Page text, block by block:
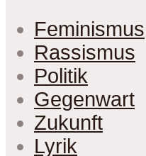
Feminismus
Rassismus
Politik
Gegenwart
Zukunft
Lyrik